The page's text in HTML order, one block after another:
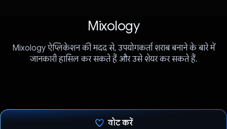
Mixology
Mixology ऐप्लिकेशन की मदद से, उपयोगकर्ता शराब बनाने के बारे में
जानकारी हासिल कर सकते हैं और उसे शेयर कर सकते हैं.
वोट करें